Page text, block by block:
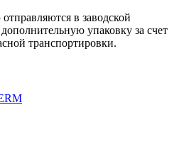
в заводской
упаковку за счет
транспортировки.